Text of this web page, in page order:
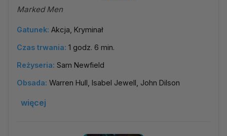
Marked Men
Gatunek: Akcja, Kryminał
Czas trwania: 1 godz. 6 min.
Reżyseria: Sam Newfield
Obsada: Warren Hull, Isabel Jewell, John Dilson
więcej